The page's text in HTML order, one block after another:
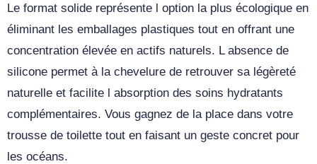
Le format solide représente l option la plus écologique en
éliminant les emballages plastiques tout en offrant une
concentration élevée en actifs naturels. L absence de
silicone permet à la chevelure de retrouver sa légèreté
naturelle et facilite l absorption des soins hydratants
complémentaires. Vous gagnez de la place dans votre
trousse de toilette tout en faisant un geste concret pour
les océans.